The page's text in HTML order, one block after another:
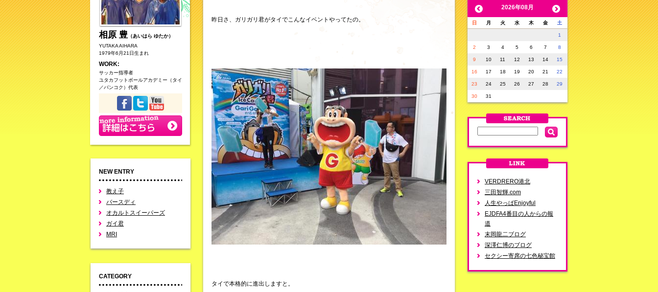
相原 豊 （あいはら ゆたか）
YUTAKA AIHARA
1979年6月21日生まれ
WORK:
サッカー指導者
ユタカフットボールアカデミー（タイ
／バンコク）代表
NEW ENTRY
教え子
バースディ
オカルトスイーパーズ
ガイ君
MRI
CATEGORY
2026年08月
日 月 火 水 木 金 土
1
2 3 4 5 6 7 8
9 10 11 12 13 14 15
16 17 18 19 20 21 22
23 24 25 26 27 28 29
30 31
VERDRERO港北
三田智輝.com
人生やっぱEnjoyful
EJDFA4番目の人からの報
道
末岡龍二ブログ
深澤仁博のブログ
セクシー寄席の七色秘宝館
昨日さ、ガリガリ君がタイでこんなイベントやってたの。
タイで本格的に進出しますと。